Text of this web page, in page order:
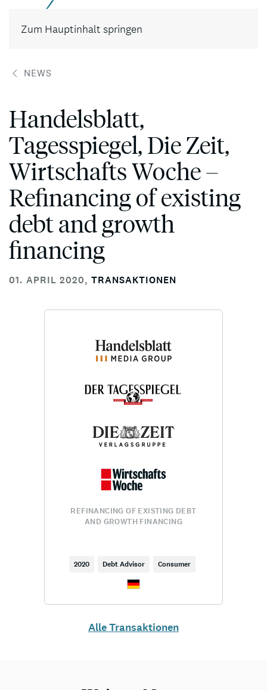
Zum Hauptinhalt springen
NEWS
Handelsblatt,
Tagesspiegel, Die Zeit,
Wirtschafts Woche –
Refinancing of existing
debt and growth
financing
01. APRIL 2020, TRANSAKTIONEN
REFINANCING OF EXISTING DEBT
AND GROWTH FINANCING
2020 Debt Advisor Consumer
Alle Transaktionen